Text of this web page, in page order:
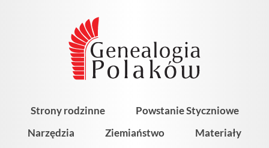
Strony rodzinne
Powstanie Styczniowe
Narzędzia
Ziemiaństwo
Materiały